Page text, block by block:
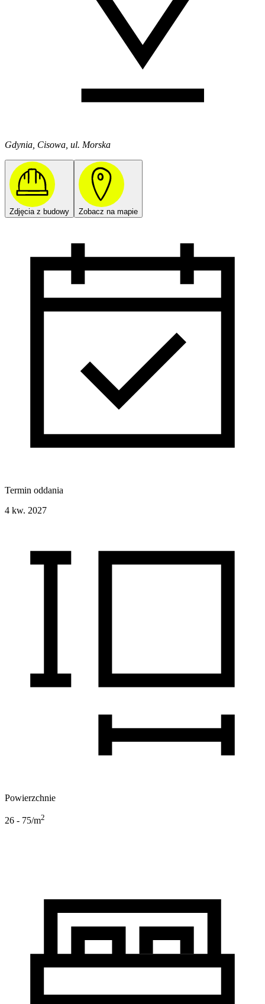
Gdynia, Cisowa, ul. Morska
Zdjęcia z budowy Zobacz na mapie
Termin oddania
4 kw. 2027
Powierzchnie
26 - 75/m2